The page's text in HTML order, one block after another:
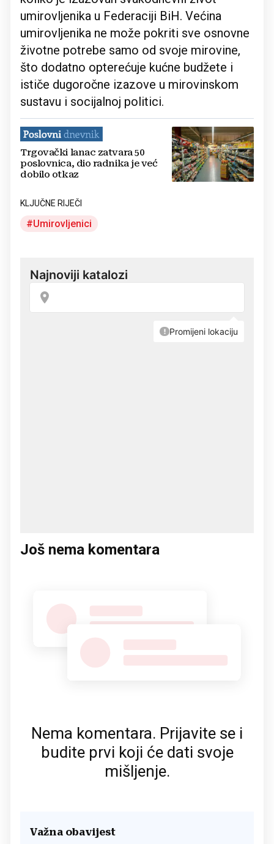
umirovljenika u Federaciji BiH. Većina
umirovljenika ne može pokriti sve osnovne
životne potrebe samo od svoje mirovine,
što dodatno opterećuje kućne budžete i
ističe dugoročne izazove u mirovinskom
sustavu i socijalnoj politici.
Trgovački lanac zatvara 50
poslovnica, dio radnika je već
dobilo otkaz
KLJUČNE RIJEČI
Umirovljenici
Još nema komentara
Nema komentara. Prijavite se i
budite prvi koji će dati svoje
mišljenje.
Važna obavijest